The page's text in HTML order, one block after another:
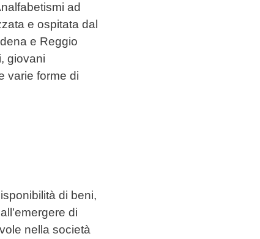
ad
e ospitata dal
e Reggio
giovani
varie forme di
di beni,
di
nella società